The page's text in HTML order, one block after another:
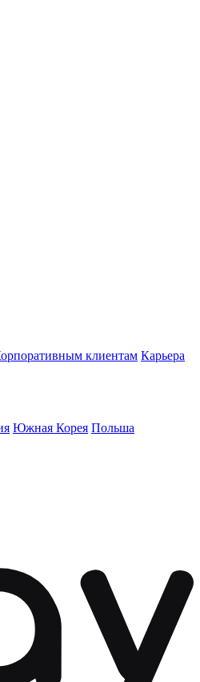
клиентам Карьера
Южная Корея Польша